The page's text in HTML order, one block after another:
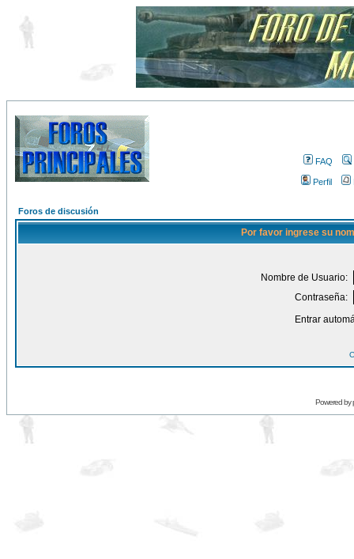
FAQ
Perfil
Foros de discusión
Por favor ingrese su
Nombre de Usuario:
Contraseña:
Entrar
Powered by